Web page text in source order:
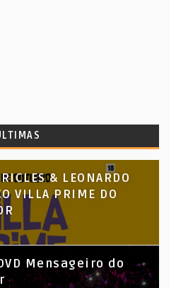
& LEONARDO
VILLA PRIME DO
Mensageiro do